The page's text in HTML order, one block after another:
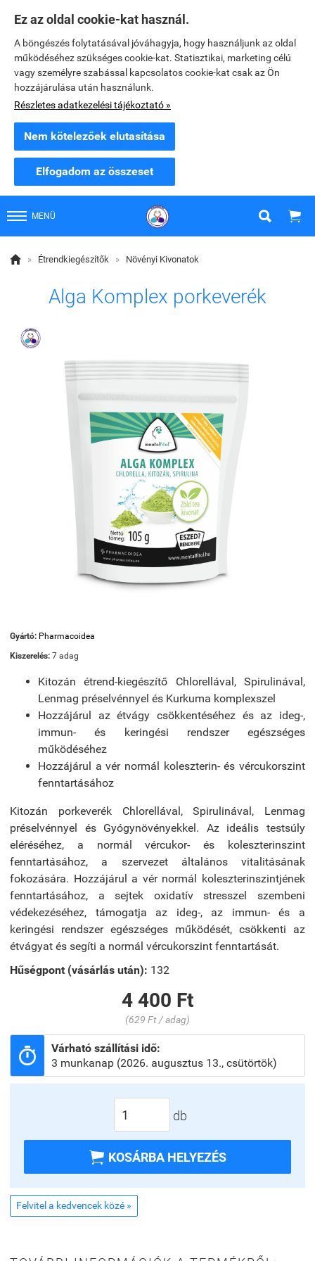
Ez az oldal cookie-kat használ.
A böngészés folytatásával jóváhagyja, hogy használjunk az oldal
működéséhez szükséges cookie-kat. Statisztikai, marketing célú
vagy személyre szabással kapcsolatos cookie-kat csak az Ön
hozzájárulása után használunk.
Részletes adatkezelési tájékoztató »
Nem kötelezőek elutasítása
Elfogadom az összeset
MENÜ  
 » Étrendkiegészítők » Növényi Kivonatok
Alga Komplex porkeverék
Gyártó: Pharmacoidea
Kiszerelés: 7 adag
Kitozán étrend-kiegészítő Chlorellával, Spirulinával,
Lenmag préselvénnyel és Kurkuma komplexszel
Hozzájárul az étvágy csökkentéséhez és az ideg-,
immun- és keringési rendszer egészséges
működéséhez
Hozzájárul a vér normál koleszterin- és vércukorszint
fenntartásához
Kitozán porkeverék Chlorellával, Spirulinával, Lenmag
préselvénnyel és Gyógynövényekkel. Az ideális testsúly
eléréséhez, a normál vércukor- és koleszterinszint
fenntartásához, a szervezet általános vitalitásának
fokozására. Hozzájárul a vér normál koleszterinszintjének
fenntartásához, a sejtek oxidatív stresszel szembeni
védekezéséhez, támogatja az ideg-, az immun- és a
keringési rendszer egészséges működését, csökkenti az
étvágyat és segíti a normál vércukorszint fenntartását.
Hűségpont (vásárlás után): 132
4 400 Ft
(629 Ft / adag)

Várható szállítási idő:
3 munkanap (2026. augusztus 13., csütörtök)
db
 KOSÁRBA HELYEZÉS
Felvitel a kedvencek közé »